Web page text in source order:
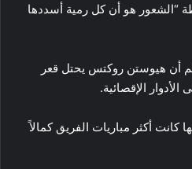
بعد تسجيله 30 نقطة “الشعور هو أن كل رمية أسددها
أن هيوستن روكتس يحتل قعر
الإقصائية.
كانت أكثر مباريات الفريق كمالاً